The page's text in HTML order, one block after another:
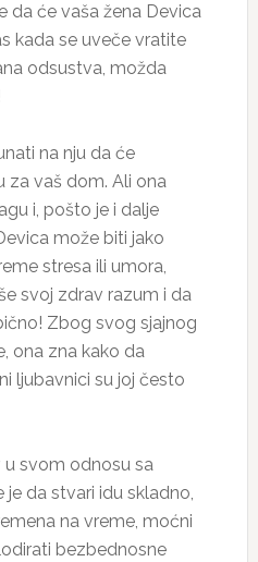
da će vaša žena Devica
kada se uveče vratite
odsustva, možda
na nju da će
za vaš dom. Ali ona
i, pošto je i dalje
može biti jako
stresa ili umora,
svoj zdrav razum i da
Zbog svog sjajnog
ona zna kako da
ljubavnici su joj često
u svom odnosu sa
da stvari idu skladno,
na vreme, moćni
bezbednosne